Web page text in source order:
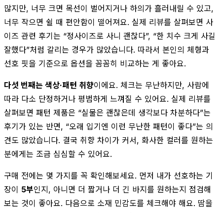
많지만, 너무 크면 목선이 벌어지거나 하의가 흘러내릴 수 있고,
너무 작으면 쉴 때 편안함이 떨어져요. 실제 리뷰를 살펴보면 사
이즈 관련 후기는 “정사이즈로 사니 괜찮다”, “한 치수 크게 사길
잘했다”처럼 갈리는 경우가 많았습니다. 따라서 본인의 체형과
선호 핏을 기준으로 옵션을 꼼꼼히 비교하는 게 좋아요.
다섯 번째는 색상·패턴 취향이에요. 체크는 무난하지만, 사람에
따라 다소 단정하거나 평범하게 느껴질 수 있어요. 실제 리뷰를
살펴보면 패턴 제품은 “실물은 괜찮은데 생각보다 차분하다”는
후기가 있는 반면, “오래 입기엔 이런 무난한 패턴이 좋다”는 의
견도 많았습니다. 결국 취향 차이가 커서, 화사한 컬러를 원하는
분에게는 조금 심심할 수 있어요.
구매 전에는 몇 가지를 꼭 확인해보세요. 먼저 내가 선호하는 기
장이 5부인지, 아니면 더 짧거나 더 긴 바지를 원하는지 점검해
보는 것이 좋아요. 다음으로 소재 민감도를 체크해야 해요. 땀을